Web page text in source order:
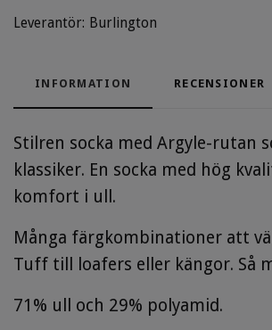
Leverantör: Burlington
INFORMATION RECENSIONER
Stilren socka med Argyle-rutan
klassiker. En socka med hög
komfort i ull.
Många färgkombinationer att
Tuff till loafers eller kängor. Så
71% ull och 29% polyamid.